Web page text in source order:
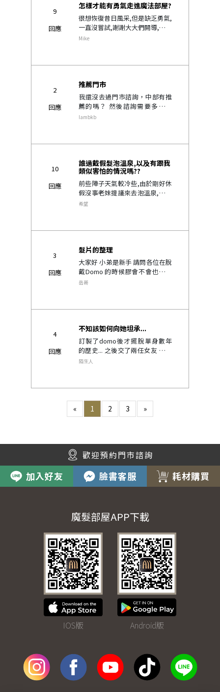
9
回應
怎樣才能有勇氣走進魔法部屋?
很想恢復昔日風采,但是缺乏勇氣,
一直沒嘗試,謝謝大大們開導,感激
不盡!..
Mike
2
回應
推薦門市
我還沒去過門市諮詢，中部有推
薦的嗎？ 然後諮詢需要多久時
間？..
Iambkb
10
回應
誰過戴假髮泡溫泉,以及有跟我
類似害怕的情況嗎??
前些陣子天氣較冷些,由於剛好休
假沒事老妹提議來去泡溫泉,想必
戴著髮片的我腦海中馬上浮起,蒸
好得沒話說,戶外太陽很大,..
希望
3
回應
髮片的整理
大家好 小弟是新手 請問各位在脫
戴Domo 的時候膠會不會也常常
黏到假髮 然後每次撕膠帶的時候
想知道有沒有好方法可..
岳哥
4
回應
不知該如何向她坦承...
訂製了domo後才擺脫單身數年
的歷史... 之後交了兩任女友 一任
在發生床笫之事後...我自己心裡
不能好好享受 ..
陌生人
« 1 2 3 »
歡迎預約門市諮詢
加入好友 臉書客服 耗材購買
魔髮部屋APP下載
IOS版 Android版